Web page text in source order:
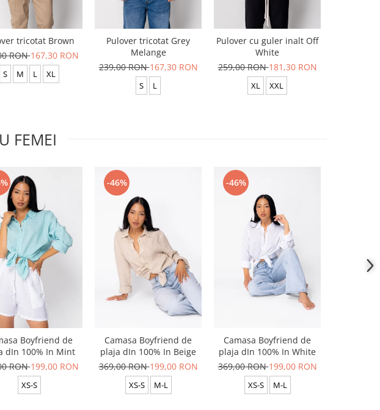
tricotat Brown
RON167,30 RON
S M L XL
Pulover tricotat Grey
Melange
239,00 RON167,30 RON
S L
Pulover cu guler inalt Off
White
259,00 RON181,30 RON
XL XXL
FEMEI
Boyfriend de
dIn 100% In Mint
RON199,00 RON
XS-S
-46%
Camasa Boyfriend de
plaja dIn 100% In Beige
369,00 RON199,00 RON
XS-S M-L
-46%
Camasa Boyfriend de
plaja dIn 100% In White
369,00 RON199,00 RON
XS-S M-L